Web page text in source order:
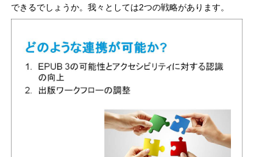
できるでしょうか。我々としては2つの戦略があります。